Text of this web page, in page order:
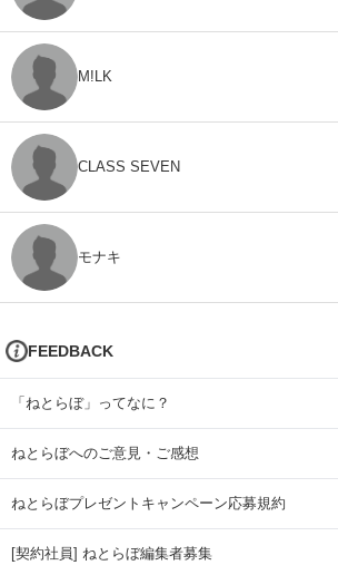
M!LK
CLASS SEVEN
モナキ
FEEDBACK
「ねとらぼ」ってなに？
ねとらぼへのご意見・ご感想
ねとらぼプレゼントキャンペーン応募規約
[契約社員] ねとらぼ編集者募集